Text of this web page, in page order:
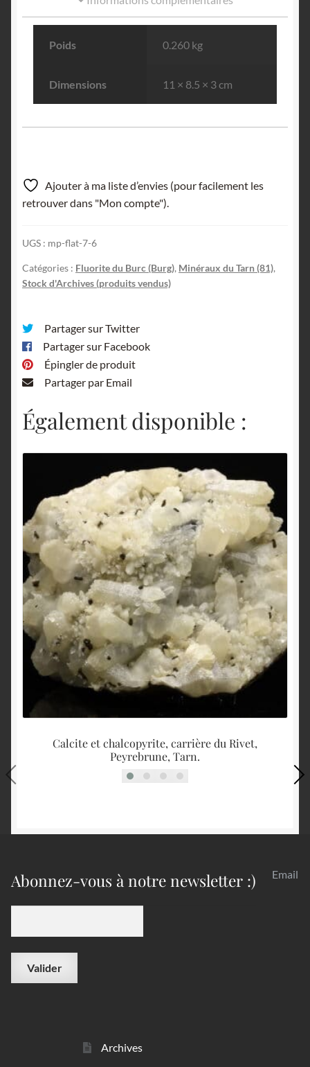
Poids 0.260 kg
Dimensions 11 × 8.5 × 3 cm
Ajouter à ma liste d’envies (pour facilement les
retrouver dans "Mon compte").
UGS : mp-flat-7-6
Catégories : Fluorite du Burc (Burg), Minéraux du Tarn (81),
Stock d'Archives (produits vendus)
Partager sur Twitter
Partager sur Facebook
Épingler de produit
Partager par Email
Également disponible :
Calcite et chalcopyrite, carrière du Rivet,
Peyrebrune, Tarn.
Abonnez-vous à notre newsletter :) Email
Archives